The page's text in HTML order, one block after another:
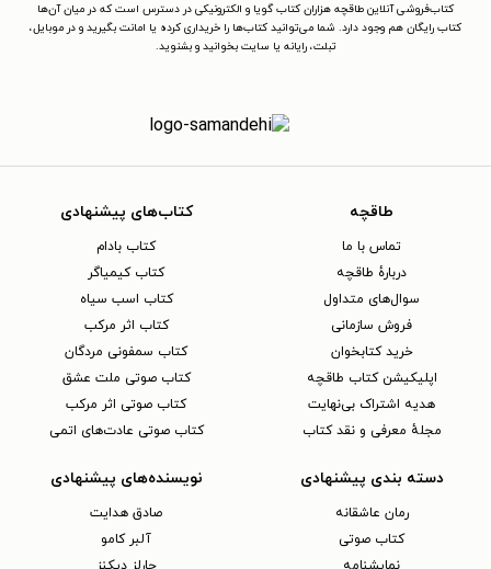
کتاب‌فروشی آنلاین طاقچه هزاران کتاب گویا و الکترونیکی در دسترس است که در میان آن‌ها
کتاب رایگان هم وجود دارد. شما می‌توانید کتاب‌ها را خریداری کرده یا امانت بگیرید و در موبایل،
تبلت، رایانه یا سایت بخوانید و بشنوید.
طاقچه
تماس با ما
دربارهٔ طاقچه
سوال‌های متداول
فروش سازمانی
خرید کتابخوان
اپلیکیشن کتاب طاقچه
هدیه اشتراک بی‌نهایت
مجلهٔ معرفی و نقد کتاب
کتاب‌های پیشنهادی
کتاب بادام
کتاب کیمیاگر
کتاب اسب سیاه
کتاب اثر مرکب
کتاب سمفونی مردگان
کتاب صوتی ملت عشق
کتاب صوتی اثر مرکب
کتاب صوتی عادت‌های اتمی
دسته بندی پیشنهادی
رمان عاشقانه
کتاب‌ صوتی
نویسنده‌های پیشنهادی
صادق هدایت
آلبر کامو